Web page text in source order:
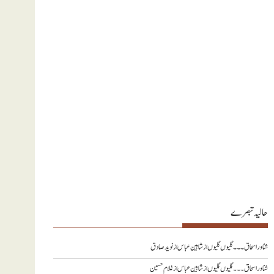
حالیہ تبصرے
شناور اسحاق ۔۔۔ گلیوں گلیوں از شاہین عباسازنويد صادق
شناور اسحاق ۔۔۔ گلیوں گلیوں از شاہین عباسازغلام حسین